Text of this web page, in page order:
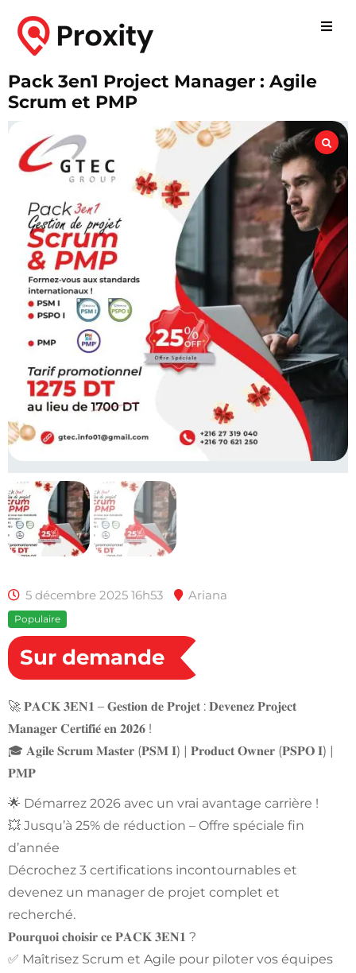
Pack 3en1 Project Manager : Agile
Scrum et PMP
5 décembre 2025 16h53 Ariana
Populaire
Sur demande
🚀 𝐏𝐀𝐂𝐊 𝟑𝐄𝐍𝟏 – 𝐆𝐞𝐬𝐭𝐢𝐨𝐧 𝐝𝐞 𝐏𝐫𝐨𝐣𝐞𝐭 : 𝐃𝐞𝐯𝐞𝐧𝐞𝐳 𝐏𝐫𝐨𝐣𝐞𝐜𝐭
𝐌𝐚𝐧𝐚𝐠𝐞𝐫 𝐂𝐞𝐫𝐭𝐢𝐟𝐢𝐞́ 𝐞𝐧 𝟐𝟎𝟐𝟔 !
🎓 𝐀𝐠𝐢𝐥𝐞 𝐒𝐜𝐫𝐮𝐦 𝐌𝐚𝐬𝐭𝐞𝐫 (𝐏𝐒𝐌 𝐈) | 𝐏𝐫𝐨𝐝𝐮𝐜𝐭 𝐎𝐰𝐧𝐞𝐫 (𝐏𝐒𝐏𝐎 𝐈) |
𝐏𝐌𝐏
🌟 Démarrez 2026 avec un vrai avantage carrière !
💥 Jusqu’à 25% de réduction – Offre spéciale fin
d’année
Décrochez 3 certifications incontournables et
devenez un manager de projet complet et
recherché.
𝐏𝐨𝐮𝐫𝐪𝐮𝐨𝐢 𝐜𝐡𝐨𝐢𝐬𝐢𝐫 𝐜𝐞 𝐏𝐀𝐂𝐊 𝟑𝐄𝐍𝟏 ?
✅ Maîtrisez Scrum et Agile pour piloter vos équipes